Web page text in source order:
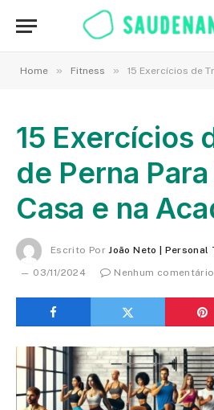
Home » Fitness » 15 Exercícios de Treino de
15 Exercícios
de Perna
Casa e na
Escrito Por João Neto | Personal
03/11/2024
Nenhum comentário